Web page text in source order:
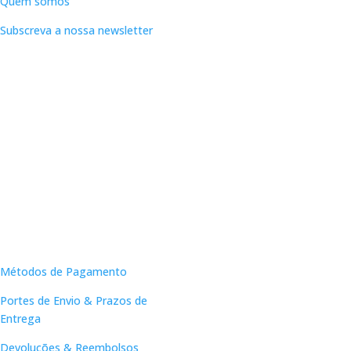
Subscreva a nossa newsletter
Métodos de Pagamento
Portes de Envio & Prazos de
Entrega
Devoluções & Reembolsos